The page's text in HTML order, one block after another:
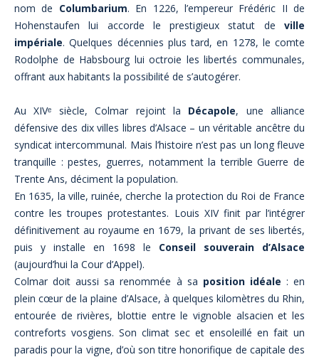
nom de Columbarium. En 1226, l’empereur Frédéric II de
Hohenstaufen lui accorde le prestigieux statut de ville
impériale. Quelques décennies plus tard, en 1278, le comte
Rodolphe de Habsbourg lui octroie les libertés communales,
offrant aux habitants la possibilité de s’autogérer.
Au XIVᵉ siècle, Colmar rejoint la Décapole, une alliance
défensive des dix villes libres d’Alsace – un véritable ancêtre du
syndicat intercommunal. Mais l’histoire n’est pas un long fleuve
tranquille : pestes, guerres, notamment la terrible Guerre de
Trente Ans, déciment la population.
En 1635, la ville, ruinée, cherche la protection du Roi de France
contre les troupes protestantes. Louis XIV finit par l’intégrer
définitivement au royaume en 1679, la privant de ses libertés,
puis y installe en 1698 le Conseil souverain d’Alsace
(aujourd’hui la Cour d’Appel).
Colmar doit aussi sa renommée à sa position idéale : en
plein cœur de la plaine d’Alsace, à quelques kilomètres du Rhin,
entourée de rivières, blottie entre le vignoble alsacien et les
contreforts vosgiens. Son climat sec et ensoleillé en fait un
paradis pour la vigne, d’où son titre honorifique de capitale des